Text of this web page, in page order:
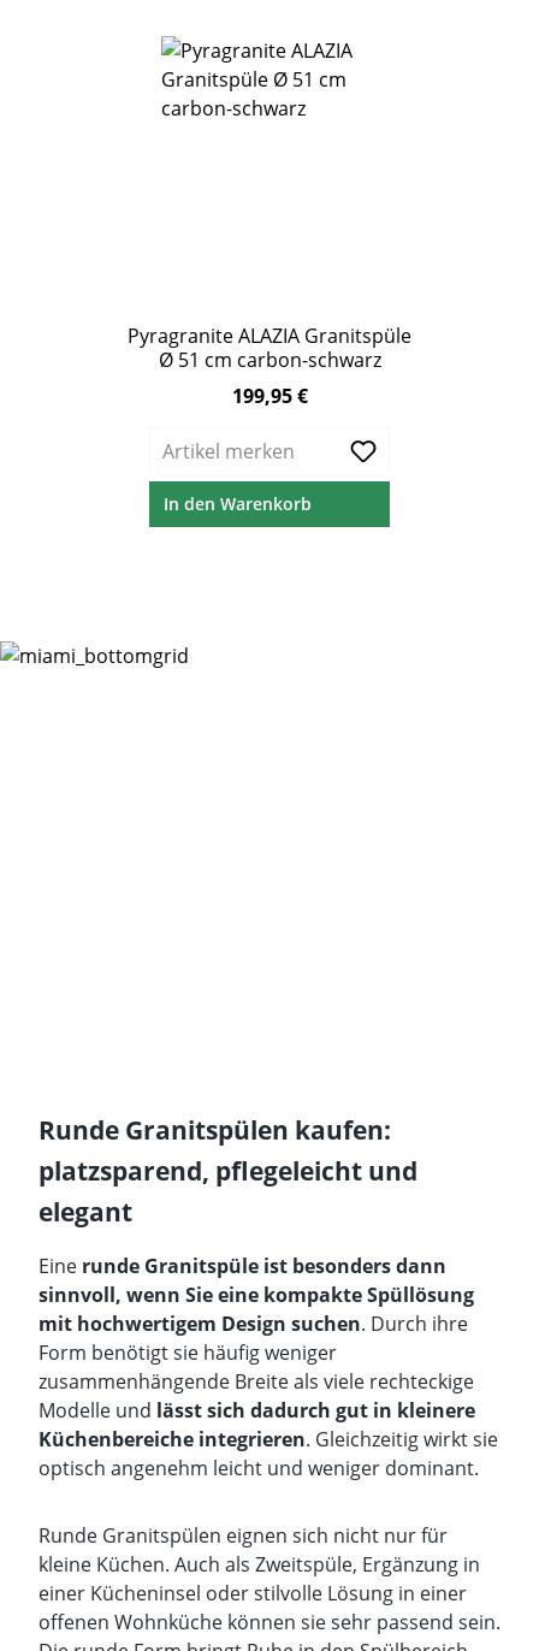
Pyragranite ALAZIA Granitspüle
Ø 51 cm carbon-schwarz
Regulärer Preis:
199,95 €
Artikel merken
In den Warenkorb
Runde Granitspülen kaufen:
platzsparend, pflegeleicht und
elegant
Eine runde Granitspüle ist besonders dann
sinnvoll, wenn Sie eine kompakte Spüllösung
mit hochwertigem Design suchen. Durch ihre
Form benötigt sie häufig weniger
zusammenhängende Breite als viele rechteckige
Modelle und lässt sich dadurch gut in kleinere
Küchenbereiche integrieren. Gleichzeitig wirkt sie
optisch angenehm leicht und weniger dominant.
Runde Granitspülen eignen sich nicht nur für
kleine Küchen. Auch als Zweitspüle, Ergänzung in
einer Kücheninsel oder stilvolle Lösung in einer
offenen Wohnküche können sie sehr passend sein.